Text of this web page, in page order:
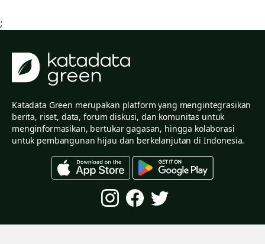
;
Katadata Green merupakan platform yang mengintegrasikan
berita, riset, data, forum diskusi, dan komunitas untuk
menginformasikan, bertukar gagasan, hingga kolaborasi
untuk pembangunan hijau dan berkelanjutan di Indonesia.